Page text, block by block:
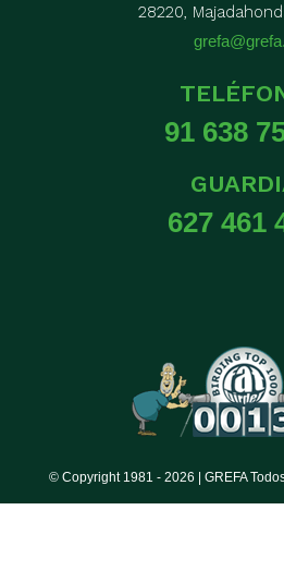
28220,
91 638
627 461
© Copyright 1981 - 2026 | GREFA